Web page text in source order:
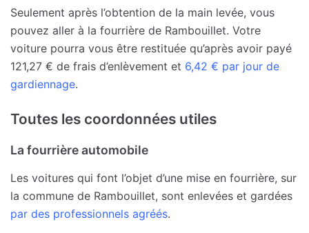
Seulement après l’obtention de la main levée, vous
pouvez aller à la fourrière de Rambouillet. Votre
voiture pourra vous être restituée qu’après avoir payé
121,27 € de frais d’enlèvement et 6,42 € par jour de
gardiennage.
Toutes les coordonnées utiles
La fourrière automobile
Les voitures qui font l’objet d’une mise en fourrière, sur
la commune de Rambouillet, sont enlevées et gardées
par des professionnels agréés.